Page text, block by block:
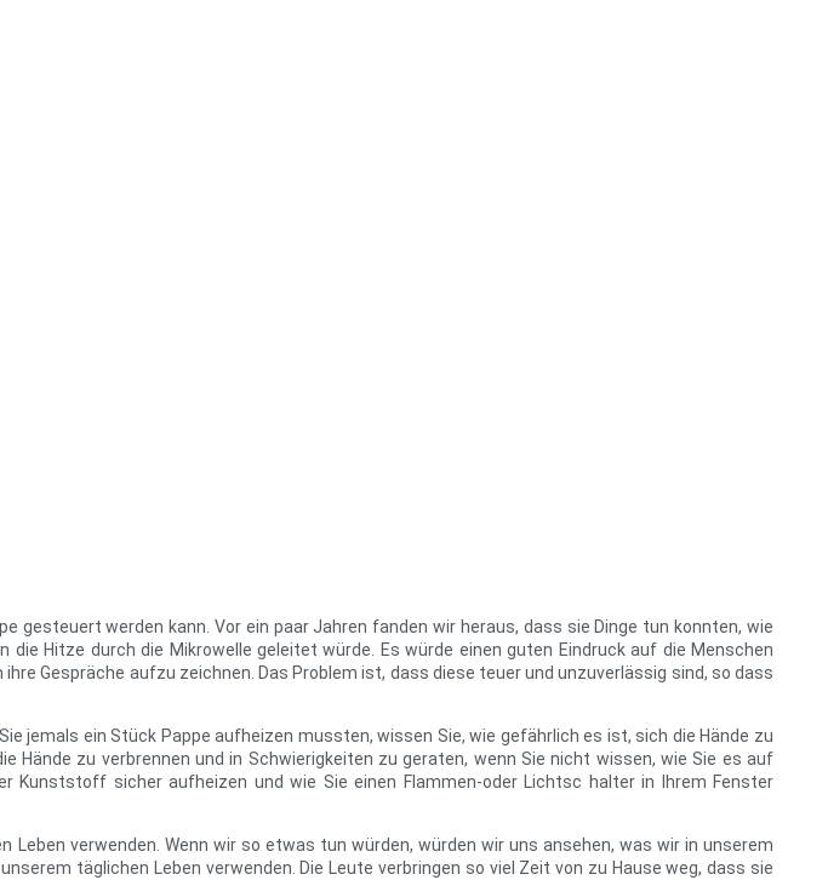
gesteuert werden kann. Vor ein paar Jahren fanden wir heraus, dass sie Dinge tun konnten, wie
Hitze durch die Mikrowelle geleitet würde. Es würde einen guten Eindruck auf die Menschen
Gespräche aufzu zeichnen. Das Problem ist, dass diese teuer und unzuverlässig sind, so dass
jemals ein Stück Pappe aufheizen mussten, wissen Sie, wie gefährlich es ist, sich die Hände zu
zu verbrennen und in Schwierigkeiten zu geraten, wenn Sie nicht wissen, wie Sie es auf
Kunststoff sicher aufheizen und wie Sie einen Flammen-oder Lichtsc halter in Ihrem Fenster
verwenden. Wenn wir so etwas tun würden, würden wir uns ansehen, was wir in unserem
täglichen Leben verwenden. Die Leute verbringen so viel Zeit von zu Hause weg, dass sie